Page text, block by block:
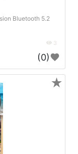
Bluetooth 5.2
3
(0)
★